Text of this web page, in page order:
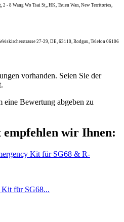
- 8 Wang Wo Tsai St,, HK, Tsuen Wan, New Territories,
27-29, DE, 63110, Rodgau, Telefon 06106
vorhanden. Seien Sie der
eine Bewertung abgeben zu
empfehlen wir Ihnen:
Kit für SG68...